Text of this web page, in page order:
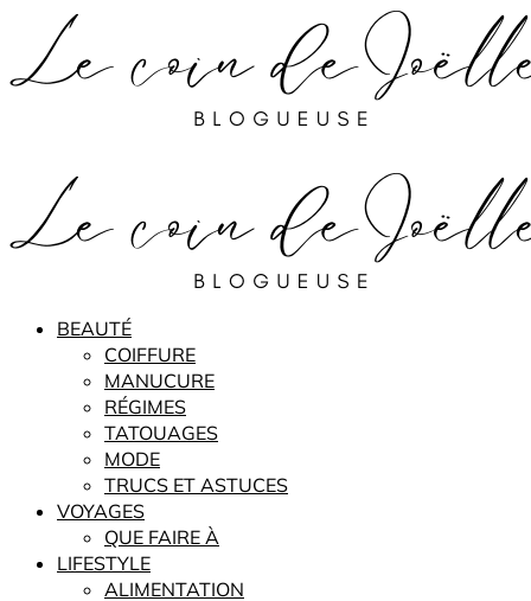
BEAUTÉ
COIFFURE
MANUCURE
RÉGIMES
TATOUAGES
MODE
TRUCS ET ASTUCES
VOYAGES
QUE FAIRE À
LIFESTYLE
ALIMENTATION